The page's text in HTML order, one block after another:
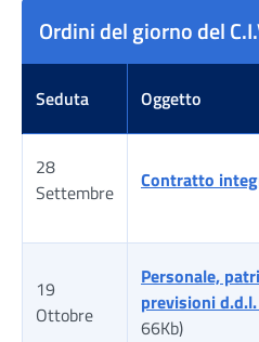
Ordini del giorno del
Seduta Oggetto
28
Settembre
Contratto
19
Ottobre
Personale,
previsioni
66Kb)